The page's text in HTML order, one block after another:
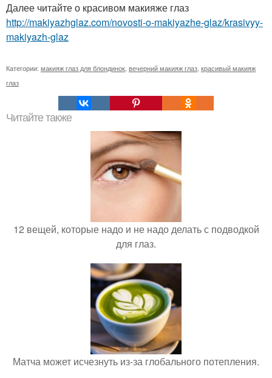
Далее читайте о красивом макияже глаз
http://makiyazhglaz.com/novosti-o-makiyazhe-glaz/krasivyy-
makiyazh-glaz
Категории: макияж глаз для блондинок вечерний макияж глаз красивый макияж
глаз
Читайте также
12 вещей, которые надо и не надо делать с подводкой
для глаз.
Матча может исчезнуть из-за глобального потепления.